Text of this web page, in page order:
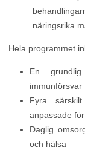
näringsrika
Hela programmet
En
immunförsvar
Fyra
anpassade
Daglig
och hälsa